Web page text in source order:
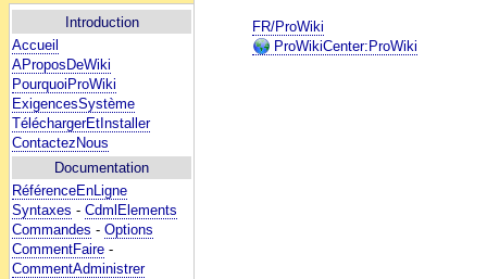
Introduction
Accueil
AProposDeWiki
PourquoiProWiki
ExigencesSystème
TéléchargerEtInstaller
ContactezNous
Documentation
RéférenceEnLigne
Syntaxes - CdmlElements
Commandes - Options
CommentFaire -
CommentAdministrer
FR/ProWiki
ProWikiCenter:ProWiki